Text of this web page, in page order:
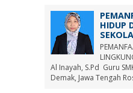
HIDUP
Al Inayah, S.Pd Guru
Demak, Jawa Tengah